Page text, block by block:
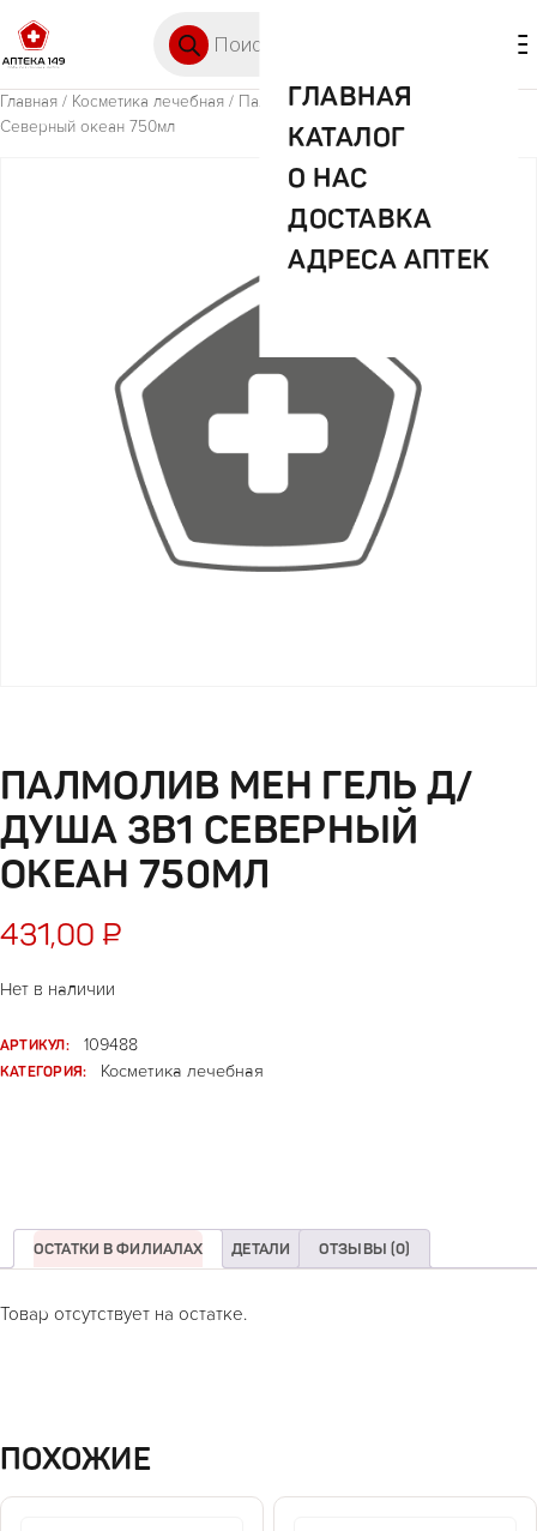
ГЛАВНАЯ
КАТАЛОГ
О НАС
ДОСТАВКА
АДРЕСА АПТЕК
Главная / Косметика лечебная / Палмолив Мен Гель д/душа 3в1
Северный океан 750мл
ПАЛМОЛИВ МЕН ГЕЛЬ Д/
ДУША 3В1 СЕВЕРНЫЙ
ОКЕАН 750МЛ
431,00 ₽
Нет в наличии
АРТИКУЛ:
109488
КАТЕГОРИЯ:
Косметика лечебная
ОСТАТКИ В ФИЛИАЛАХ ДЕТАЛИ ОТЗЫВЫ (0)
Товар отсутствует на остатке.
ПОХОЖИЕ